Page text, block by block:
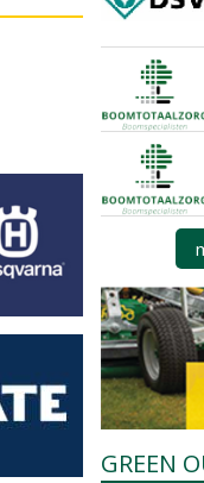
GREEN